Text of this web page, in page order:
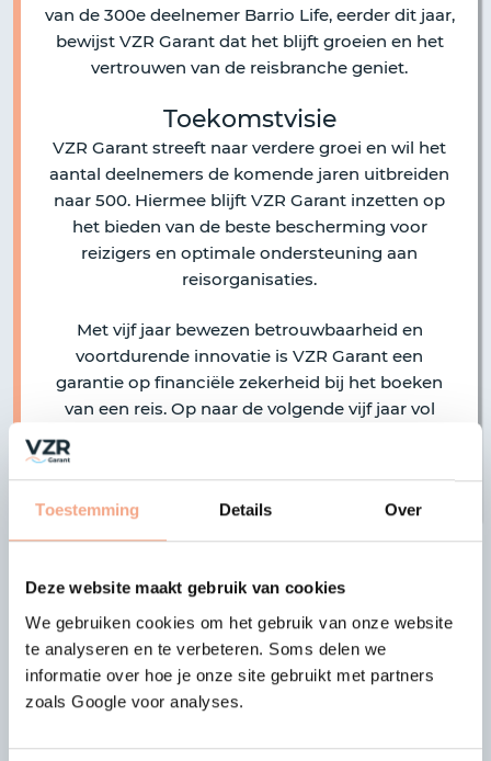
Toestemming Details Over
Deze website maakt gebruik van cookies
We gebruiken cookies om het gebruik van onze website
te analyseren en te verbeteren. Soms delen we
informatie over hoe je onze site gebruikt met partners
zoals Google voor analyses.
van de 300e deelnemer Barrio Life, eerder dit jaar,
bewijst VZR Garant dat het blijft groeien en het
vertrouwen van de reisbranche geniet.
Toekomstvisie
VZR Garant streeft naar verdere groei en wil het
aantal deelnemers de komende jaren uitbreiden
naar 500. Hiermee blijft VZR Garant inzetten op
het bieden van de beste bescherming voor
reizigers en optimale ondersteuning aan
reisorganisaties.
Met vijf jaar bewezen betrouwbaarheid en
voortdurende innovatie is VZR Garant een
garantie op financiële zekerheid bij het boeken
van een reis. Op naar de volgende vijf jaar vol
Laatste nieuws
13-07-2026